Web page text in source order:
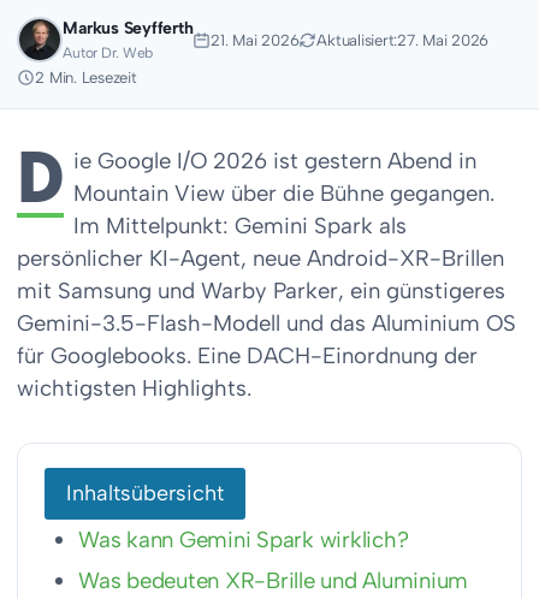
Markus Seyfferth
Autor Dr. Web
21. Mai 2026 Aktualisiert:27. Mai 2026
2 Min. Lesezeit
D ie Google I/O 2026 ist gestern Abend in
Mountain View über die Bühne gegangen.
Im Mittelpunkt: Gemini Spark als
persönlicher KI-Agent, neue Android-XR-Brillen
mit Samsung und Warby Parker, ein günstigeres
Gemini-3.5-Flash-Modell und das Aluminium OS
für Googlebooks. Eine DACH-Einordnung der
wichtigsten Highlights.
Inhaltsübersicht
Was kann Gemini Spark wirklich?
Was bedeuten XR-Brille und Aluminium